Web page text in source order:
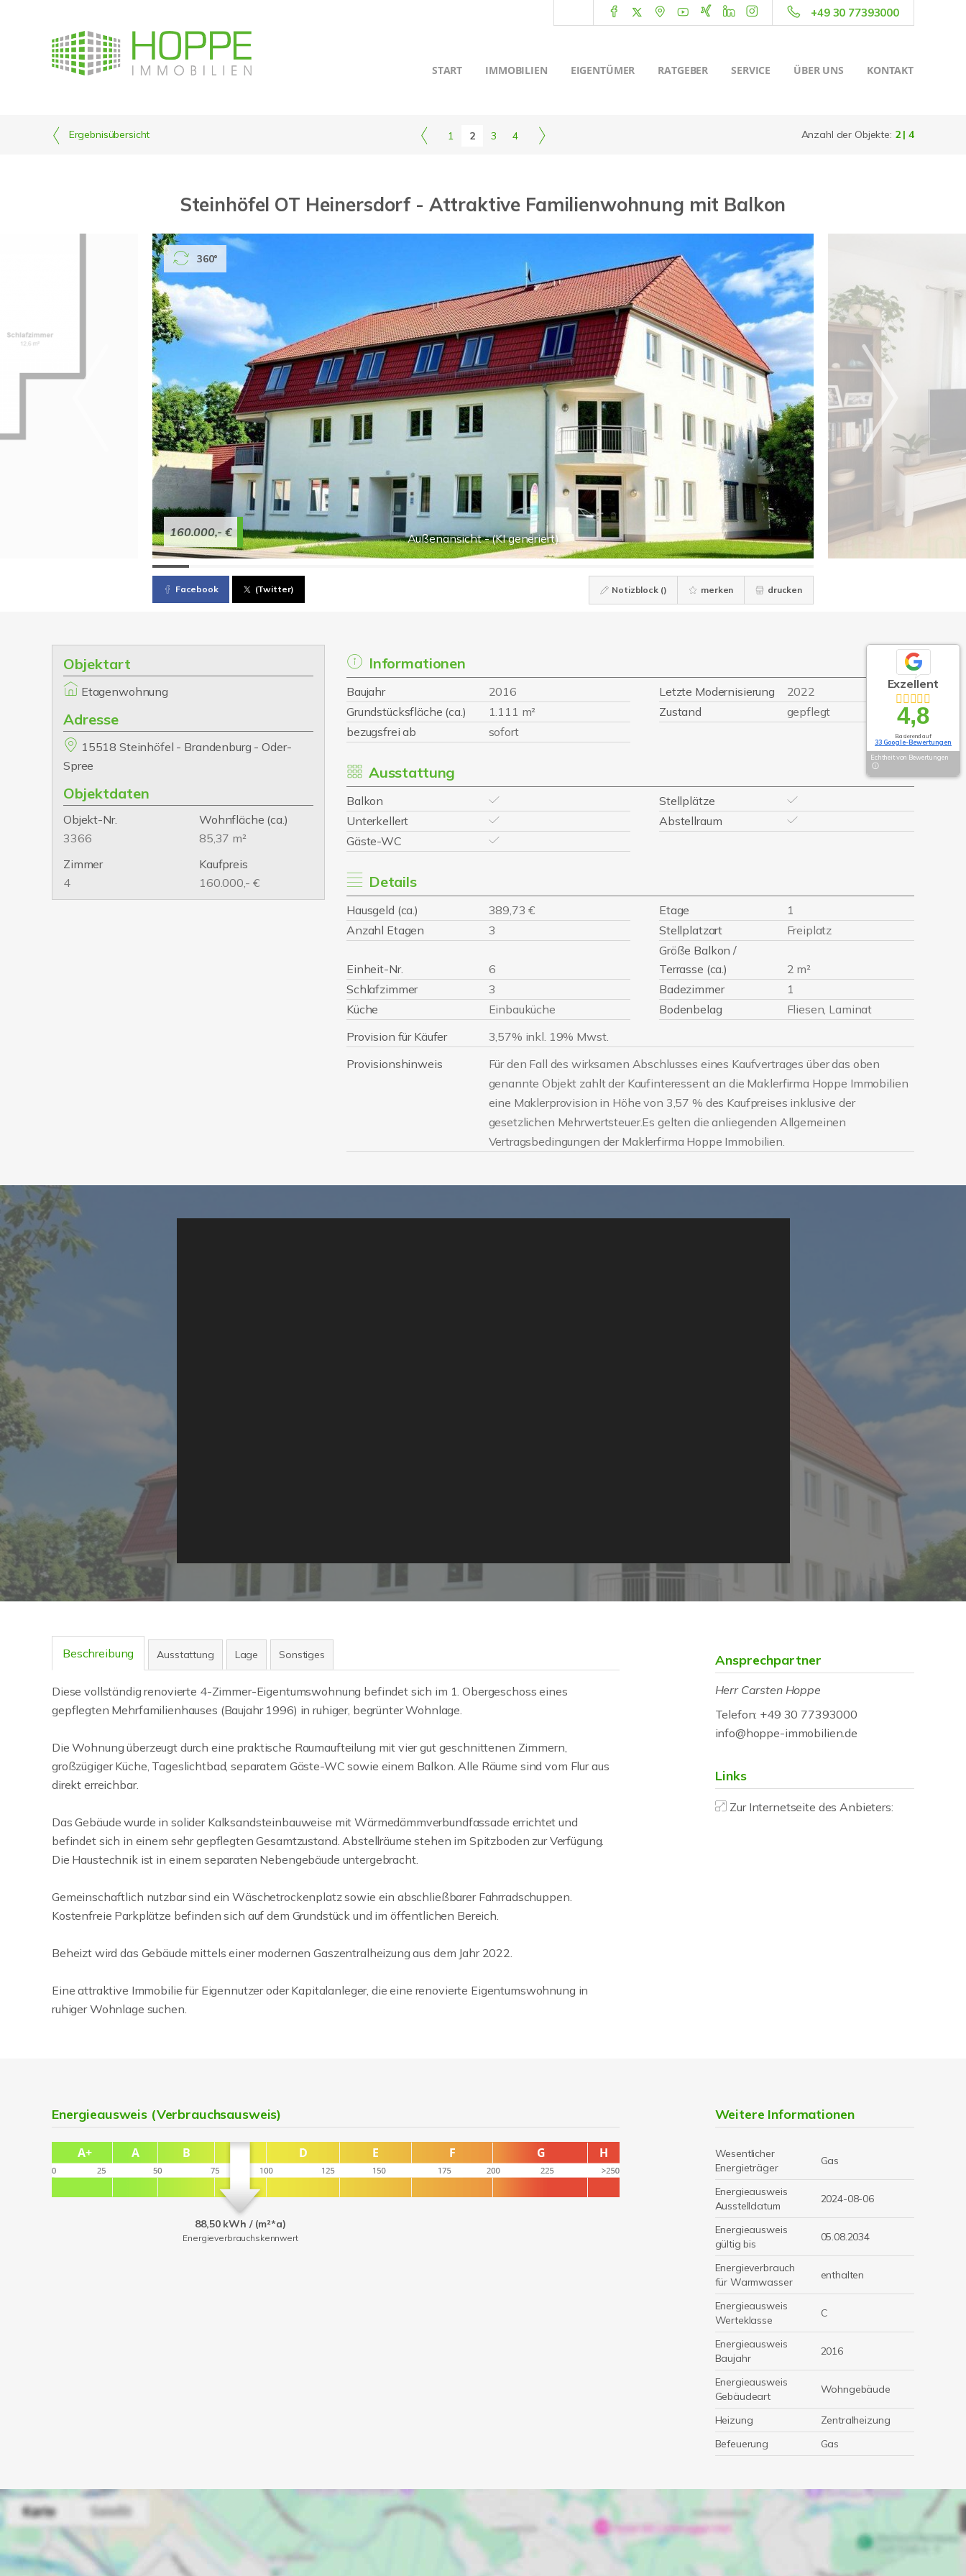
+49 30 77393000
START IMMOBILIEN EIGENTÜMER RATGEBER SERVICE ÜBER UNS KONTAKT
Ergebnisübersicht 1 2 3 4 Anzahl der Objekte: 2 | 4
Steinhöfel OT Heinersdorf - Attraktive Familienwohnung mit Balkon
Außenansicht - (KI generiert)
160.000,- €
360°
Facebook (Twitter) Notizblock () merken drucken
Objektart
Etagenwohnung
Adresse
15518 Steinhöfel - Brandenburg - Oder-
Spree
Objektdaten
Objekt-Nr.
3366
Wohnfläche (ca.)
85,37 m²
Zimmer
4
Kaufpreis
160.000,- €
Informationen
Baujahr 2016 Letzte Modernisierung
2022
Grundstücksfläche (ca.)
1.111 m² Zustand
gepflegt
bezugsfrei ab
sofort
Ausstattung
Balkon
Stellplätze
Unterkellert
Abstellraum
Gäste-WC
Details
Hausgeld (ca.) 389,73 € Etage
1
Anzahl Etagen
3 Stellplatzart Freiplatz
Einheit-Nr. 6
Größe Balkon /
Terrasse (ca.)
2 m²
Schlafzimmer
3 Badezimmer
1
Küche
Einbauküche Bodenbelag
Fliesen, Laminat
Provision für Käufer
3,57% inkl. 19% Mwst.
Provisionshinweis
Für den Fall des wirksamen Abschlusses eines Kaufvertrages über das oben
genannte Objekt zahlt der Kaufinteressent an die Maklerfirma Hoppe Immobilien
eine Maklerprovision in Höhe von 3,57 % des Kaufpreises inklusive der
gesetzlichen Mehrwertsteuer.Es gelten die anliegenden Allgemeinen
Vertragsbedingungen der Maklerfirma Hoppe Immobilien.
Beschreibung Ausstattung Lage Sonstiges
Diese vollständig renovierte 4-Zimmer-Eigentumswohnung befindet sich im 1. Obergeschoss eines
gepflegten Mehrfamilienhauses (Baujahr 1996) in ruhiger, begrünter Wohnlage.
Die Wohnung überzeugt durch eine praktische Raumaufteilung mit vier gut geschnittenen Zimmern,
großzügiger Küche, Tageslichtbad, separatem Gäste-WC sowie einem Balkon. Alle Räume sind vom Flur aus
direkt erreichbar.
Das Gebäude wurde in solider Kalksandsteinbauweise mit Wärmedämmverbundfassade errichtet und
befindet sich in einem sehr gepflegten Gesamtzustand. Abstellräume stehen im Spitzboden zur Verfügung.
Die Haustechnik ist in einem separaten Nebengebäude untergebracht.
Gemeinschaftlich nutzbar sind ein Wäschetrockenplatz sowie ein abschließbarer Fahrradschuppen.
Kostenfreie Parkplätze befinden sich auf dem Grundstück und im öffentlichen Bereich.
Beheizt wird das Gebäude mittels einer modernen Gaszentralheizung aus dem Jahr 2022.
Eine attraktive Immobilie für Eigennutzer oder Kapitalanleger, die eine renovierte Eigentumswohnung in
ruhiger Wohnlage suchen.
Ansprechpartner
Herr Carsten Hoppe
Telefon: +49 30 77393000
info@hoppe-immobilien.de
Links
Zur Internetseite des Anbieters:
Energieausweis (Verbrauchsausweis)
88,50 kWh / (m²*a)
Energieverbrauchskennwert
Weitere Informationen
Wesentlicher
Energieträger
Gas
Energieausweis
Ausstelldatum
2024-08-06
Energieausweis
gültig bis
05.08.2034
Energieverbrauch
für Warmwasser
enthalten
Energieausweis
Werteklasse
C
Energieausweis
Baujahr
2016
Energieausweis
Gebäudeart
Wohngebäude
Heizung
Zentralheizung
Befeuerung
Gas
Exzellent
4,8
Basierend auf
33 Google-Bewertungen
Echtheit von Bewertungen